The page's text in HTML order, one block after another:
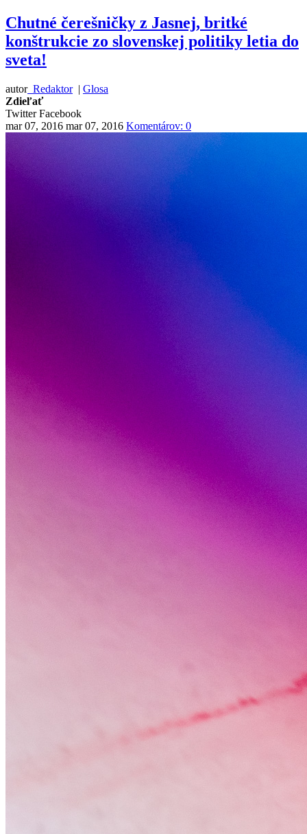
Chutné čerešničky z Jasnej, britké
konštrukcie zo slovenskej politiky letia do
sveta!
autor Redaktor | Glosa
Zdieľať
Twitter Facebook
mar 07, 2016 mar 07, 2016 Komentárov: 0